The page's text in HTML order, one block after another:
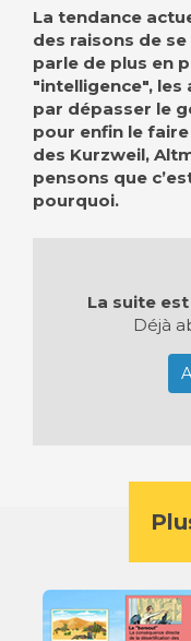
La tendance
des raisons de
parle de plus en
"intelligence",
par dépasser le
pour enfin le
des Kurzweil,
pensons que
pourquoi.
La suite
Déjà